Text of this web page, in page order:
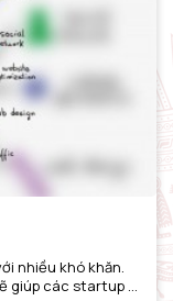
nhiều khó khăn.
giúp các startup có